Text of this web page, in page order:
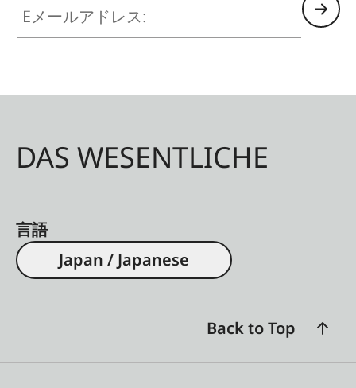
DAS WESENTLICHE
言語
Japan / Japanese
Back to Top